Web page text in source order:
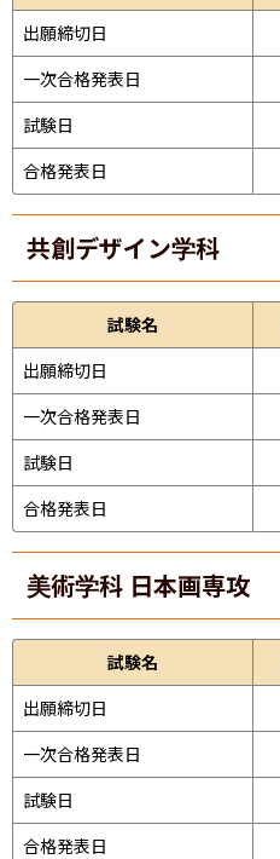
出願締切日
一次合格発表日
試験日
合格発表日
共創デザイン学科
試験名
出願締切日
一次合格発表日
試験日
合格発表日
美術学科 日本画専攻
試験名
出願締切日
一次合格発表日
試験日
合格発表日